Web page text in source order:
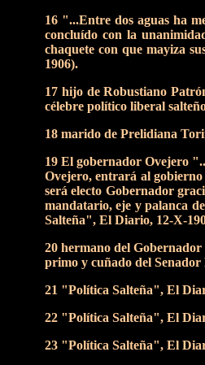
16 "...Entre dos aguas ha
concluído con la
chaquete con que mayiza
1906).
17 hijo de Robustiano
célebre político liberal
18 marido de Prelidiana
19 El gobernador Ovejero
Ovejero, entrará al
será electo Gobernador
mandatario, eje y palanca
Salteña", El Diario, 12-X-
20 hermano del
primo y cuñado del
21 "Política Salteña", El
22 "Política Salteña", El
23 "Política Salteña", El